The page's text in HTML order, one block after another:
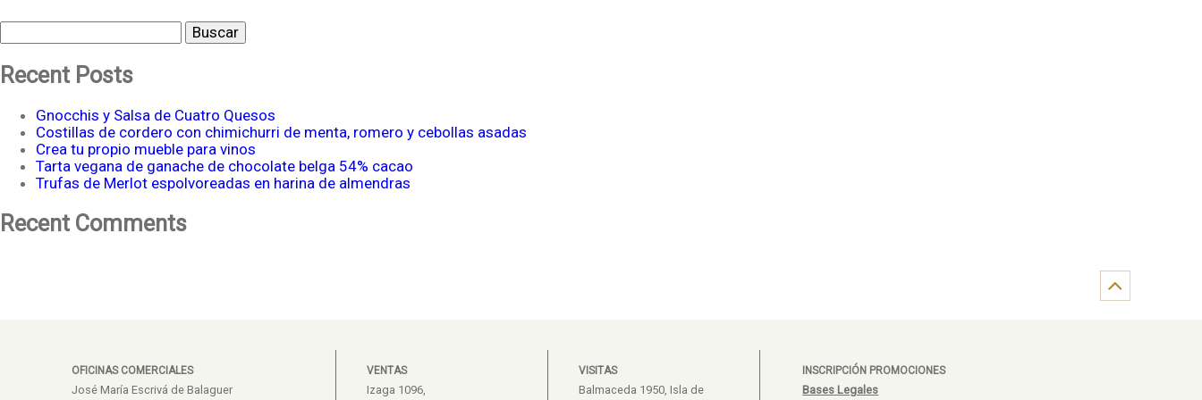
Buscar
Recent Posts
Gnocchis y Salsa de Cuatro Quesos
Costillas de cordero con chimichurri de menta, romero y cebollas asadas
Crea tu propio mueble para vinos
Tarta vegana de ganache de chocolate belga 54% cacao
Trufas de Merlot espolvoreadas en harina de almendras
Recent Comments
OFICINAS COMERCIALES
José María Escrivá de Balaguer
VENTAS
Izaga 1096,
VISITAS
Balmaceda 1950, Isla de
INSCRIPCIÓN PROMOCIONES
Bases Legales